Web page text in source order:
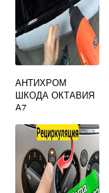
АНТИХРОМ
ШКОДА ОКТАВИЯ
А7